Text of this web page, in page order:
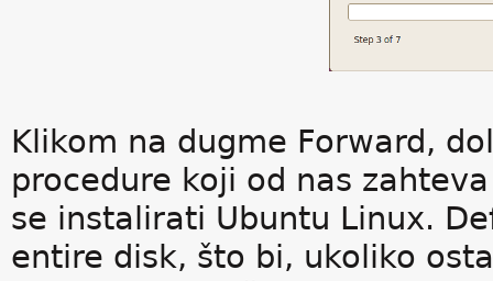
Klikom na dugme Forward,
procedure koji od nas
se instalirati Ubuntu Linux.
entire disk, što bi, ukoliko